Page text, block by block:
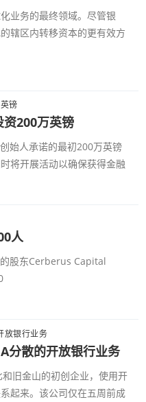
业务的最终领域。尽管银
辖区内转移资本的更有效方
200万英镑
始人承诺的最初200万英镑
将开展活动以确保获得金融
人
股东Cerberus Capital
散的开放银行业务
旧金山的初创企业，使用开
起来。该公司仅在五周前成